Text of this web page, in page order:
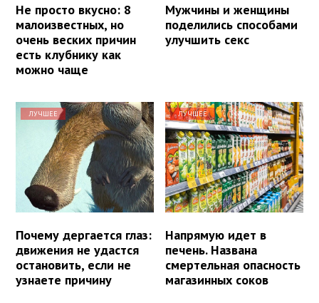
Не просто вкусно: 8
малоизвестных, но
очень веских причин
есть клубнику как
можно чаще
Мужчины и женщины
поделились способами
улучшить секс
ЛУЧШЕЕ
Почему дергается глаз:
движения не удастся
остановить, если не
узнаете причину
ЛУЧШЕЕ
Напрямую идет в
печень. Названа
смертельная опасность
магазинных соков